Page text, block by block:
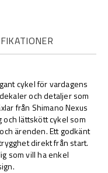
cykel för vardagens
och detaljer som
från Shimano Nexus
lättskött cykel som
ärenden. Ett godkänt
direkt från start.
som vill ha enkel